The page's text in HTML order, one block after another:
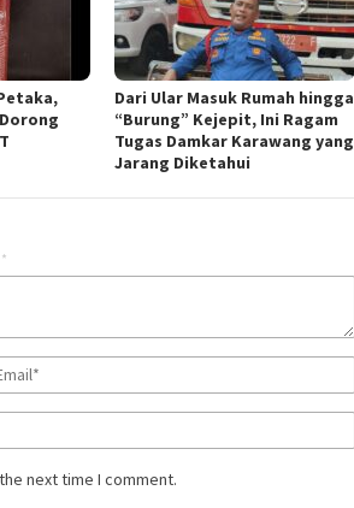
Dari Ular Masuk Rumah hingga
“Burung” Kejepit, Ini Ragam
Tugas Damkar Karawang yang
Jarang Diketahui
*
next time I comment.